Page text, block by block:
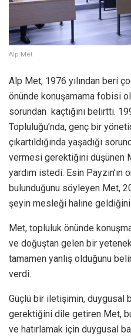
Alp Met
Alp Met, 1976 yılından beri
önünde konuşamama fobisi
sorundan kaçtığını belirtti.
Topluluğu’nda, genç bir
çıkartıldığında yaşadığı
vermesi gerektiğini düşünen
yardım istedi. Esin Payzın’ın
bulunduğunu söyleyen Met,
şeyin mesleği haline
Met, topluluk önünde
ve doğuştan gelen bir
tamamen yanlış olduğunu
verdi.
Güçlü bir iletişimin, duygusal
gerektiğini dile getiren Met,
ve hatırlamak için duygusal